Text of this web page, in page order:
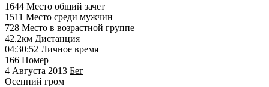
1644 Место общий зачет
1511 Место среди мужчин
728 Место в возрастной группе
42.2км Дистанция
04:30:52 Личное время
166 Номер
4 Августа 2013 Бег
Осенний гром